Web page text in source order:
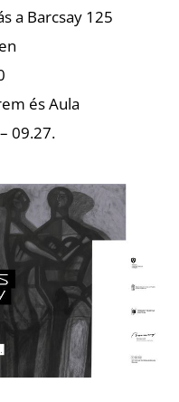
a Barcsay 125
és Aula
09.27.